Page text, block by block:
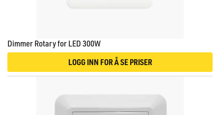
Dimmer Rotary for LED 300W
LOGG INN FOR Å SE PRISER